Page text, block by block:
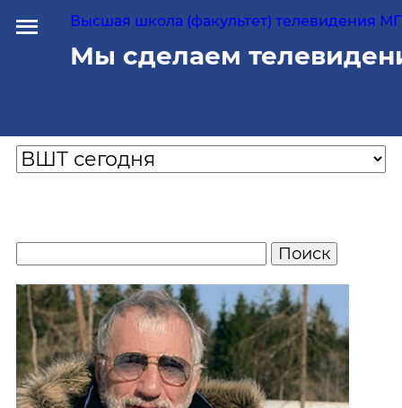
Высшая школа (факультет) телевидения
Мы сделаем